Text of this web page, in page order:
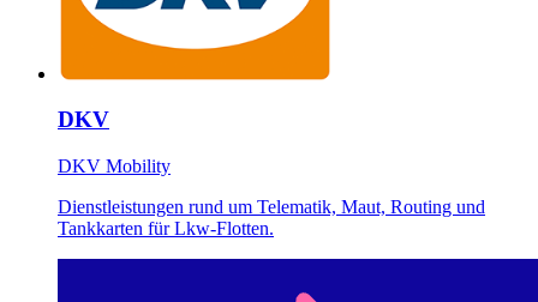
DKV
DKV Mobility
Dienstleistungen rund um Telematik, Maut, Routing und
Tankkarten für Lkw-Flotten.